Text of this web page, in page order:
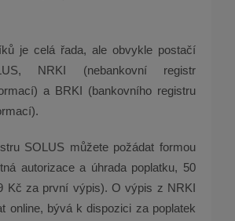
je celá řada, ale obvykle postačí
NRKI (nebankovní registr
a BRKI (bankovního registru
SOLUS můžete požádat formou
autorizace a úhrada poplatku, 50
Kč za první výpis). O výpis z NRKI
online, bývá k dispozici za poplatek